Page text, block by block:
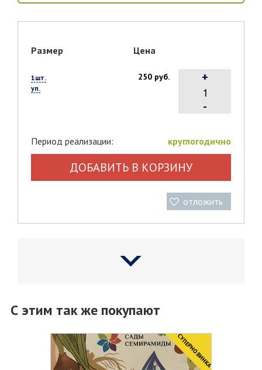
Размер Цена
1шт.
уп.
250 руб.
-
+
Период реализации: круглогодично
ДОБАВИТЬ В КОРЗИНУ
отложить
С этим так же покупают
CУПЕРНОВИНКА